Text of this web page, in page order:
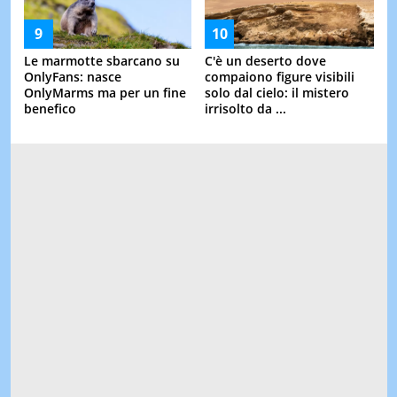
Le marmotte sbarcano su
OnlyFans: nasce
OnlyMarms ma per un fine
benefico
C'è un deserto dove
compaiono figure visibili
solo dal cielo: il mistero
irrisolto da ...